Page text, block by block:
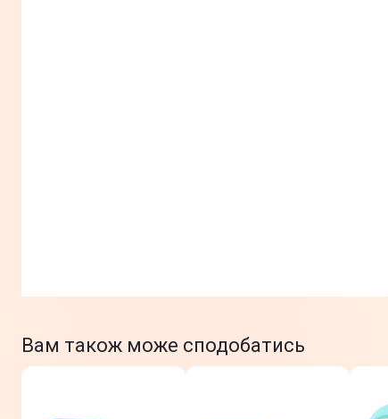
Вам також може сподобатись